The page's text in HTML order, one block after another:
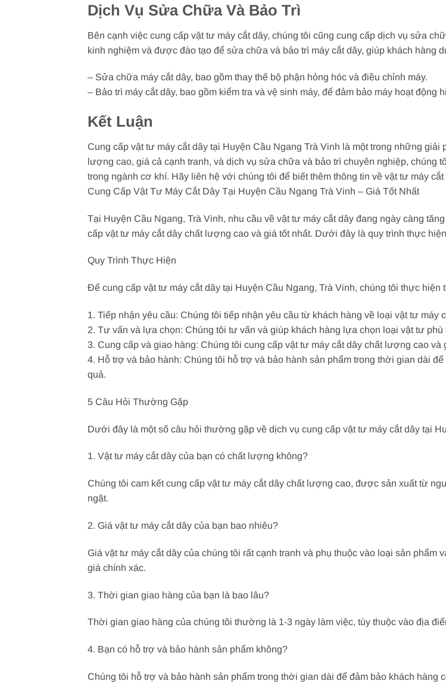
Dịch Vụ Sửa Chữa Và Bảo Trì
Bên cạnh việc cung cấp vật tư máy cắt dây, chúng tôi cũng cung cấp dịch vụ sửa
kinh nghiệm và được đào tạo để sửa chữa và bảo trì máy cắt dây, giúp khách hàng
– Sửa chữa máy cắt dây, bao gồm thay thế bộ phận hỏng hóc và điều chỉnh máy.
– Bảo trì máy cắt dây, bao gồm kiểm tra và vệ sinh máy, để đảm bảo máy hoạt động
Kết Luận
Cung cấp vật tư máy cắt dây tại Huyện Cầu Ngang Trà Vinh là một trong những
lượng cao, giá cả cạnh tranh, và dịch vụ sửa chữa và bảo trì chuyên nghiệp, chúng
trong ngành cơ khí. Hãy liên hệ với chúng tôi để biết thêm thông tin về vật tư máy
Cung Cấp Vật Tư Máy Cắt Dây Tại Huyện Cầu Ngang Trà Vinh – Giá Tốt Nhất
Tại Huyện Cầu Ngang, Trà Vinh, nhu cầu về vật tư máy cắt dây đang ngày càng
cấp vật tư máy cắt dây chất lượng cao và giá tốt nhất. Dưới đây là quy trình thực
Quy Trình Thực Hiện
Để cung cấp vật tư máy cắt dây tại Huyện Cầu Ngang, Trà Vinh, chúng tôi thực hiện
1. Tiếp nhận yêu cầu: Chúng tôi tiếp nhận yêu cầu từ khách hàng về loại vật tư máy
2. Tư vấn và lựa chọn: Chúng tôi tư vấn và giúp khách hàng lựa chọn loại vật tư
3. Cung cấp và giao hàng: Chúng tôi cung cấp vật tư máy cắt dây chất lượng cao
4. Hỗ trợ và bảo hành: Chúng tôi hỗ trợ và bảo hành sản phẩm trong thời gian dài
quả.
5 Câu Hỏi Thường Gặp
Dưới đây là một số câu hỏi thường gặp về dịch vụ cung cấp vật tư máy cắt dây tại
1. Vật tư máy cắt dây của bạn có chất lượng không?
Chúng tôi cam kết cung cấp vật tư máy cắt dây chất lượng cao, được sản xuất từ
ngặt.
2. Giá vật tư máy cắt dây của bạn bao nhiêu?
Giá vật tư máy cắt dây của chúng tôi rất cạnh tranh và phụ thuộc vào loại sản
giá chính xác.
3. Thời gian giao hàng của bạn là bao lâu?
Thời gian giao hàng của chúng tôi thường là 1-3 ngày làm việc, tùy thuộc vào địa
4. Bạn có hỗ trợ và bảo hành sản phẩm không?
Chúng tôi hỗ trợ và bảo hành sản phẩm trong thời gian dài để đảm bảo khách hàng